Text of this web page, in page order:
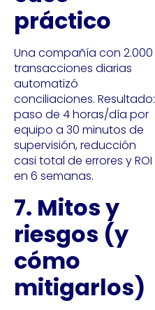
práctico
Una compañía con 2.000
transacciones diarias
automatizó
conciliaciones. Resultado:
paso de 4 horas/día por
equipo a 30 minutos de
supervisión, reducción
casi total de errores y ROI
en 6 semanas.
7. Mitos y
riesgos (y
cómo
mitigarlos)